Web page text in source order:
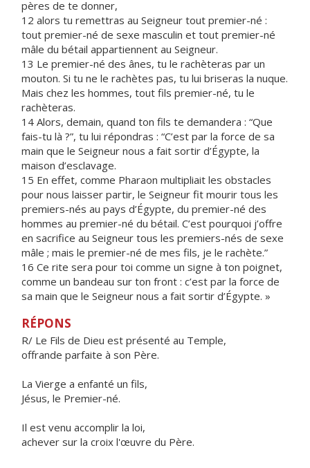
pères de te donner,
12 alors tu remettras au Seigneur tout premier-né :
tout premier-né de sexe masculin et tout premier-né
mâle du bétail appartiennent au Seigneur.
13 Le premier-né des ânes, tu le rachèteras par un
mouton. Si tu ne le rachètes pas, tu lui briseras la nuque.
Mais chez les hommes, tout fils premier-né, tu le
rachèteras.
14 Alors, demain, quand ton fils te demandera : “Que
fais-tu là ?”, tu lui répondras : “C’est par la force de sa
main que le Seigneur nous a fait sortir d’Égypte, la
maison d’esclavage.
15 En effet, comme Pharaon multipliait les obstacles
pour nous laisser partir, le Seigneur fit mourir tous les
premiers-nés au pays d’Égypte, du premier-né des
hommes au premier-né du bétail. C’est pourquoi j’offre
en sacrifice au Seigneur tous les premiers-nés de sexe
mâle ; mais le premier-né de mes fils, je le rachète.”
16 Ce rite sera pour toi comme un signe à ton poignet,
comme un bandeau sur ton front : c’est par la force de
sa main que le Seigneur nous a fait sortir d’Égypte. »
RÉPONS
R/ Le Fils de Dieu est présenté au Temple,
offrande parfaite à son Père.
La Vierge a enfanté un fils,
Jésus, le Premier-né.
Il est venu accomplir la loi,
achever sur la croix l'œuvre du Père.